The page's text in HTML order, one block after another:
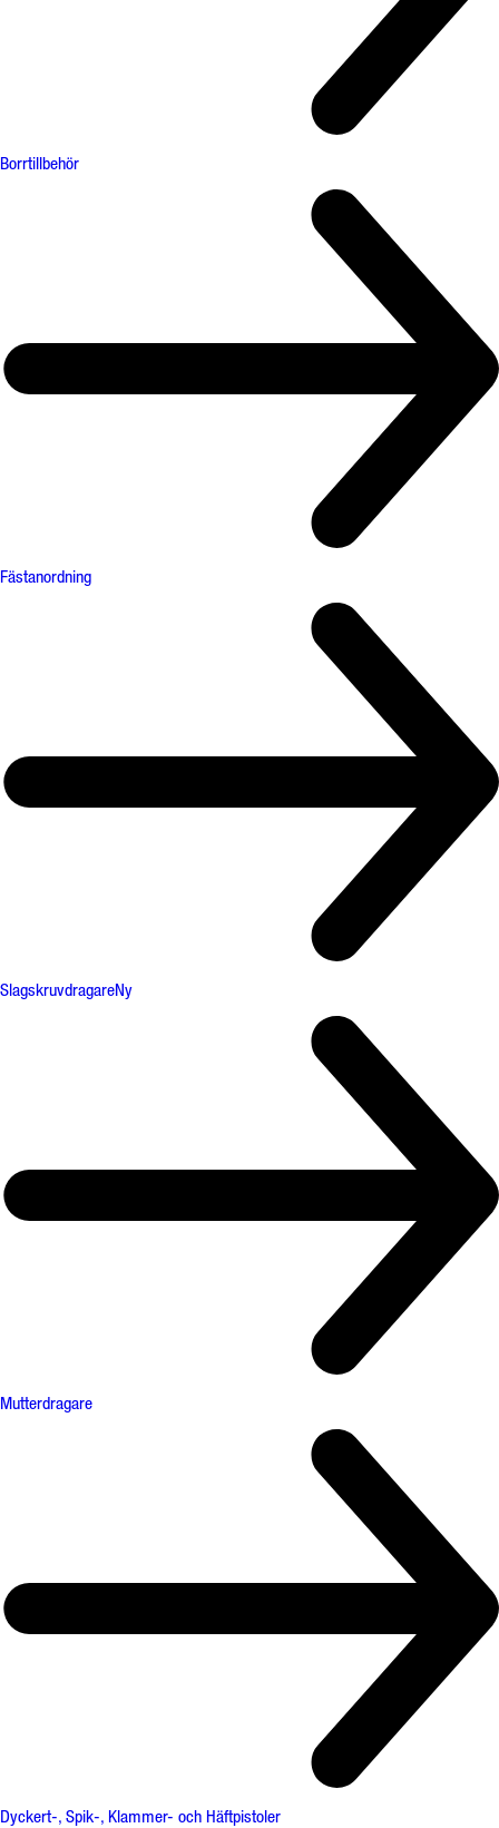
Borrtillbehör
Fästanordning
SlagskruvdragareNy
Mutterdragare
Dyckert-, Spik-, Klammer- och Häftpistoler